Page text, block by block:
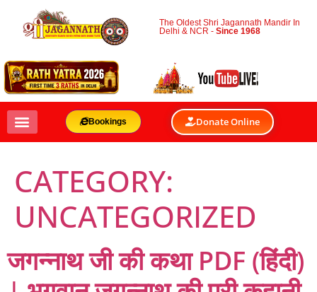
The Oldest Shri Jagannath Mandir In
Delhi & NCR -Since 1968
Bookings Donate Online
CATEGORY:
UNCATEGORIZED
जगन्नाथ जी की कथा PDF (हिंदी)